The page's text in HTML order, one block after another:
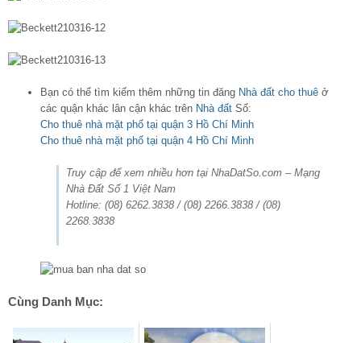
Bạn có thể tìm kiếm thêm những tin đăng Nhà đất cho thuê ở
các quận khác lân cận khác trên Nhà đất Số:
Cho thuê nhà mặt phố tại quận 3 Hồ Chí Minh
Cho thuê nhà mặt phố tại quận 4 Hồ Chí Minh
Truy cập để xem nhiều hơn tại NhaDatSo.com – Mạng
Nhà Đất Số 1 Việt Nam
Hotline: (08) 6262.3838 / (08) 2266.3838 / (08)
2268.3838
Cùng Danh Mục: